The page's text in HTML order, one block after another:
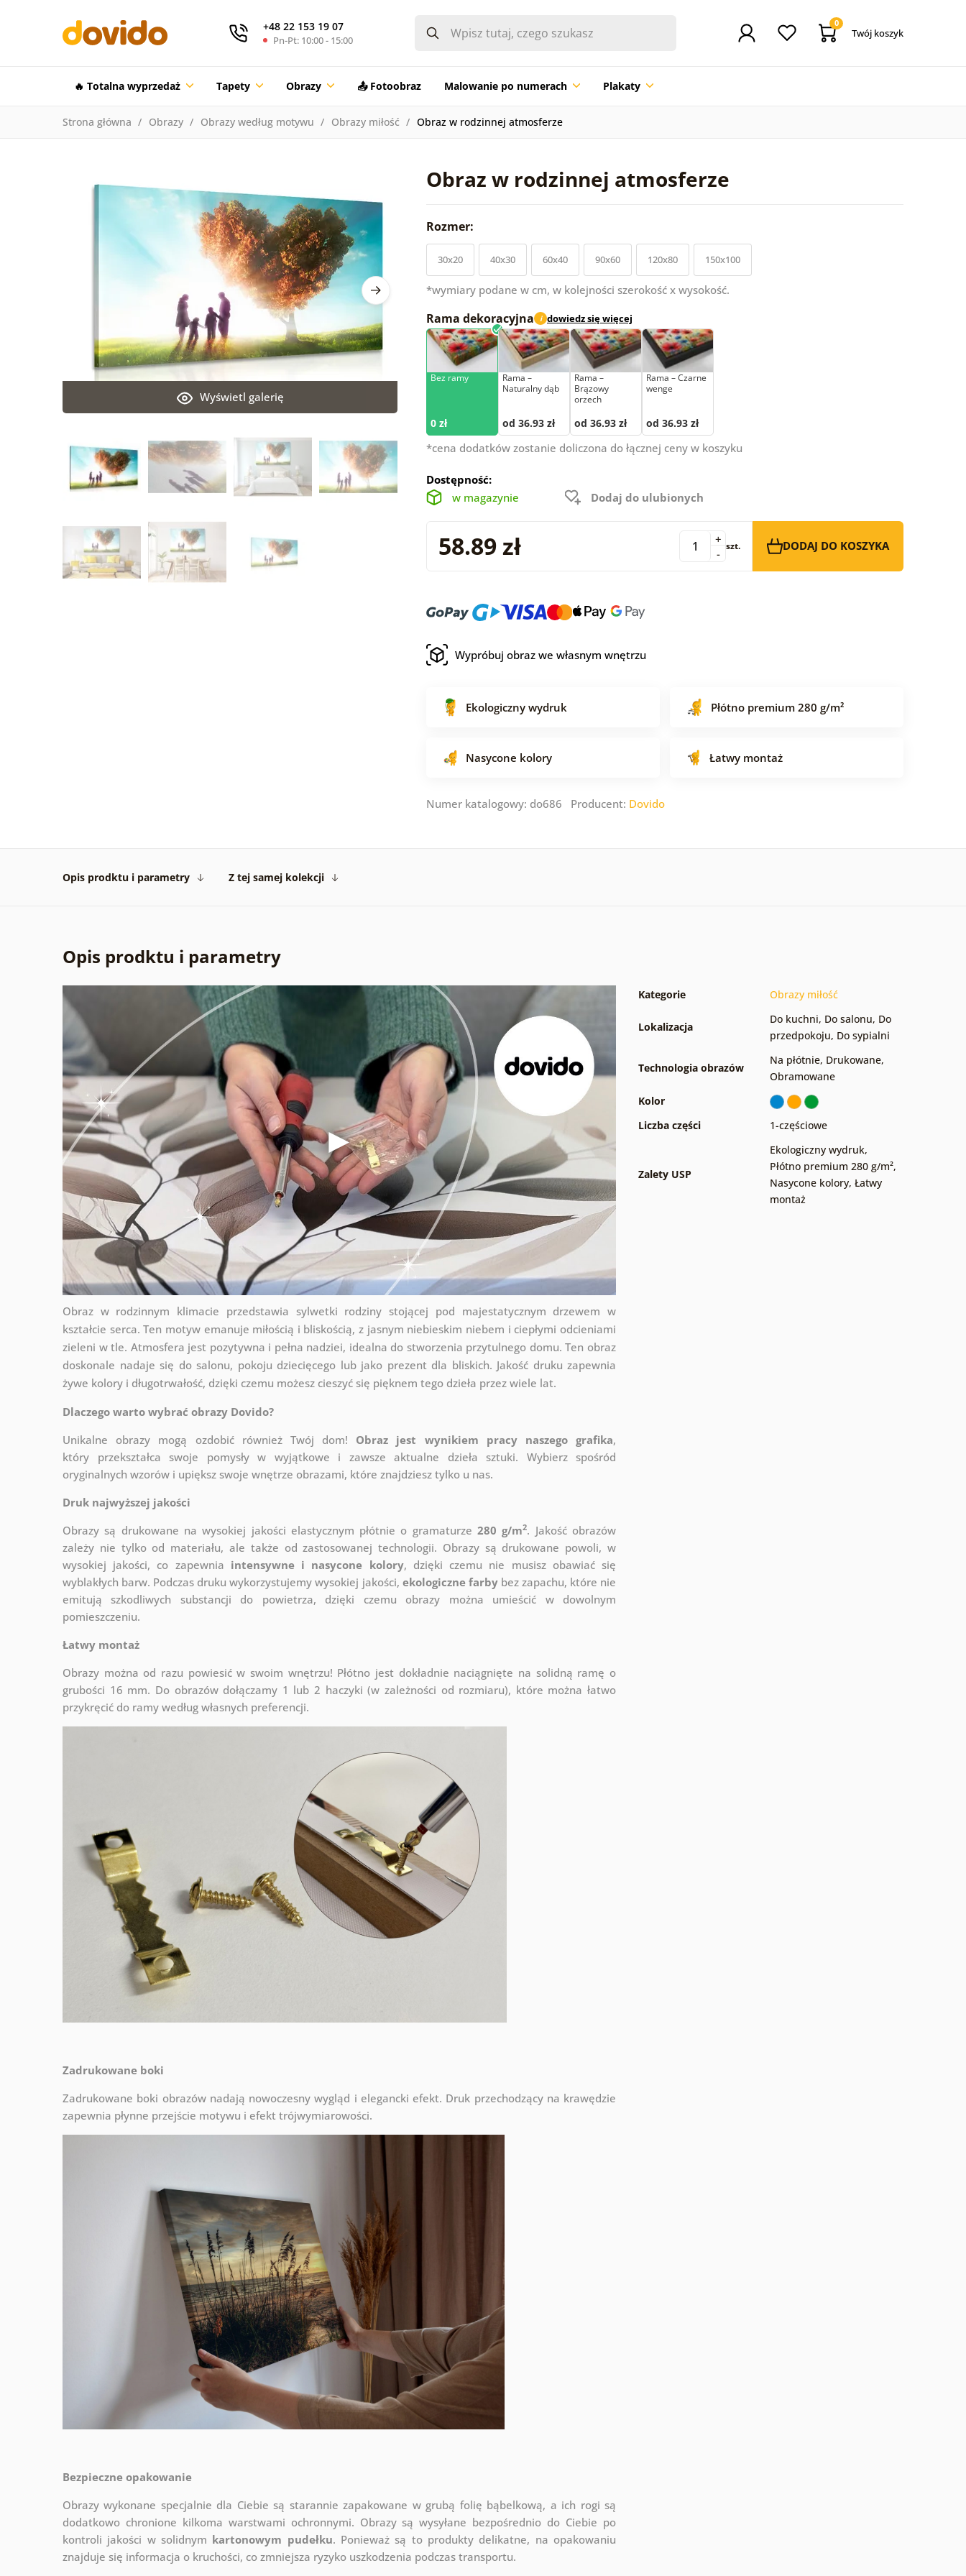
+48 22 153 19 07
Pn-Pt: 10:00 - 15:00
0
Twój koszyk
🔥 Totalna wyprzedaż Tapety Obrazy 📤 Fotoobraz Malowanie po numerach Plakaty
Strona główna Obrazy Obrazy według motywu Obrazy miłość Obraz w rodzinnej atmosferze
Obraz w rodzinnej atmosferze
Wyświetl galerię
Rozmer:
30x20 40x30 60x40 90x60 120x80 150x100
*wymiary podane w cm, w kolejności szerokość x wysokość.
Rama dekoracyjna i dowiedz się więcej
Bez ramy
0 zł
Rama –
Naturalny dąb
od 36.93 zł
Rama –
Brązowy
orzech
od 36.93 zł
Rama – Czarne
wenge
od 36.93 zł
*cena dodatków zostanie doliczona do łącznej ceny w koszyku
Dostępność:
w magazynie
Dodaj do ulubionych
58.89 zł -
+ szt. DODAJ DO KOSZYKA
Wypróbuj obraz we własnym wnętrzu
Ekologiczny wydruk Płótno premium 280 g/m²
Nasycone kolory Łatwy montaż
Numer katalogowy: do686 Producent: Dovido
Opis prodktu i parametry Z tej samej kolekcji
Opis prodktu i parametry
Obraz w rodzinnym klimacie przedstawia sylwetki rodziny stojącej pod majestatycznym drzewem w
kształcie serca. Ten motyw emanuje miłością i bliskością, z jasnym niebieskim niebem i ciepłymi odcieniami
zieleni w tle. Atmosfera jest pozytywna i pełna nadziei, idealna do stworzenia przytulnego domu. Ten obraz
doskonale nadaje się do salonu, pokoju dziecięcego lub jako prezent dla bliskich. Jakość druku zapewnia
żywe kolory i długotrwałość, dzięki czemu możesz cieszyć się pięknem tego dzieła przez wiele lat.
Dlaczego warto wybrać obrazy Dovido?
Unikalne obrazy mogą ozdobić również Twój dom! Obraz jest wynikiem pracy naszego grafika,
który przekształca swoje pomysły w wyjątkowe i zawsze aktualne dzieła sztuki. Wybierz spośród
oryginalnych wzorów i upiększ swoje wnętrze obrazami, które znajdziesz tylko u nas.
Druk najwyższej jakości
Obrazy są drukowane na wysokiej jakości elastycznym płótnie o gramaturze280 g/m2. Jakość obrazów
zależy nie tylko od materiału, ale także od zastosowanej technologii. Obrazy są drukowane powoli, w
wysokiej jakości, co zapewnia intensywne i nasycone kolory, dzięki czemu nie musisz obawiać się
wyblakłych barw. Podczas druku wykorzystujemy wysokiej jakości, ekologiczne farbybez zapachu, które nie
emitują szkodliwych substancji do powietrza, dzięki czemu obrazy można umieścić w dowolnym
pomieszczeniu.
Łatwy montaż
Obrazy można od razu powiesić w swoim wnętrzu! Płótno jest dokładnie naciągnięte na solidną ramę o
grubości 16 mm. Do obrazów dołączamy 1 lub 2 haczyki (w zależności od rozmiaru), które można łatwo
przykręcić do ramy według własnych preferencji.
Zadrukowane boki
Zadrukowane boki obrazów nadają nowoczesny wygląd i elegancki efekt. Druk przechodzący na krawędzie
zapewnia płynne przejście motywu i efekt trójwymiarowości.
Bezpieczne opakowanie
Obrazy wykonane specjalnie dla Ciebie są starannie zapakowane w grubą folię bąbelkową, a ich rogi są
dodatkowo chronione kilkoma warstwami ochronnymi. Obrazy są wysyłane bezpośrednio do Ciebie po
kontroli jakości w solidnym kartonowym pudełku. Ponieważ są to produkty delikatne, na opakowaniu
znajduje się informacja o kruchości, co zmniejsza ryzyko uszkodzenia podczas transportu.
Kategorie Obrazy miłość
Lokalizacja
Do kuchni, Do salonu, Do
przedpokoju, Do sypialni
Technologia obrazów
Na płótnie, Drukowane,
Obramowane
Kolor
Liczba części
1-częściowe
Zalety USP
Ekologiczny wydruk,
Płótno premium 280 g/m²,
Nasycone kolory, Łatwy
montaż